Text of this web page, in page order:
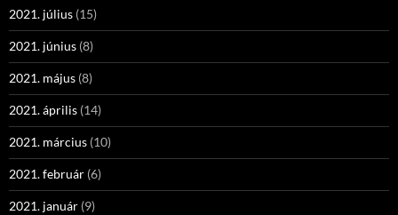
2021. július (15)
2021. június (8)
2021. május (8)
2021. április (14)
2021. március (10)
2021. február (6)
2021. január (9)